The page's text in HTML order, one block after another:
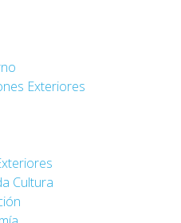
Exteriores
Cultura